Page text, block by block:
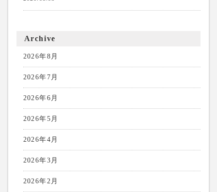
Archive
2026年8月
2026年7月
2026年6月
2026年5月
2026年4月
2026年3月
2026年2月